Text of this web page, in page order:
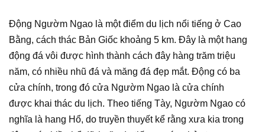
Động Ngườm Ngao là một điểm du lịch nổi tiếng ở Cao
Bằng, cách thác Bản Giốc khoảng 5 km. Đây là một hang
động đá vôi được hình thành cách đây hàng trăm triệu
năm, có nhiều nhũ đá và măng đá đẹp mắt. Động có ba
cửa chính, trong đó cửa Ngườm Ngao là cửa chính
được khai thác du lịch. Theo tiếng Tày, Ngườm Ngao có
nghĩa là hang Hổ, do truyền thuyết kể rằng xưa kia trong